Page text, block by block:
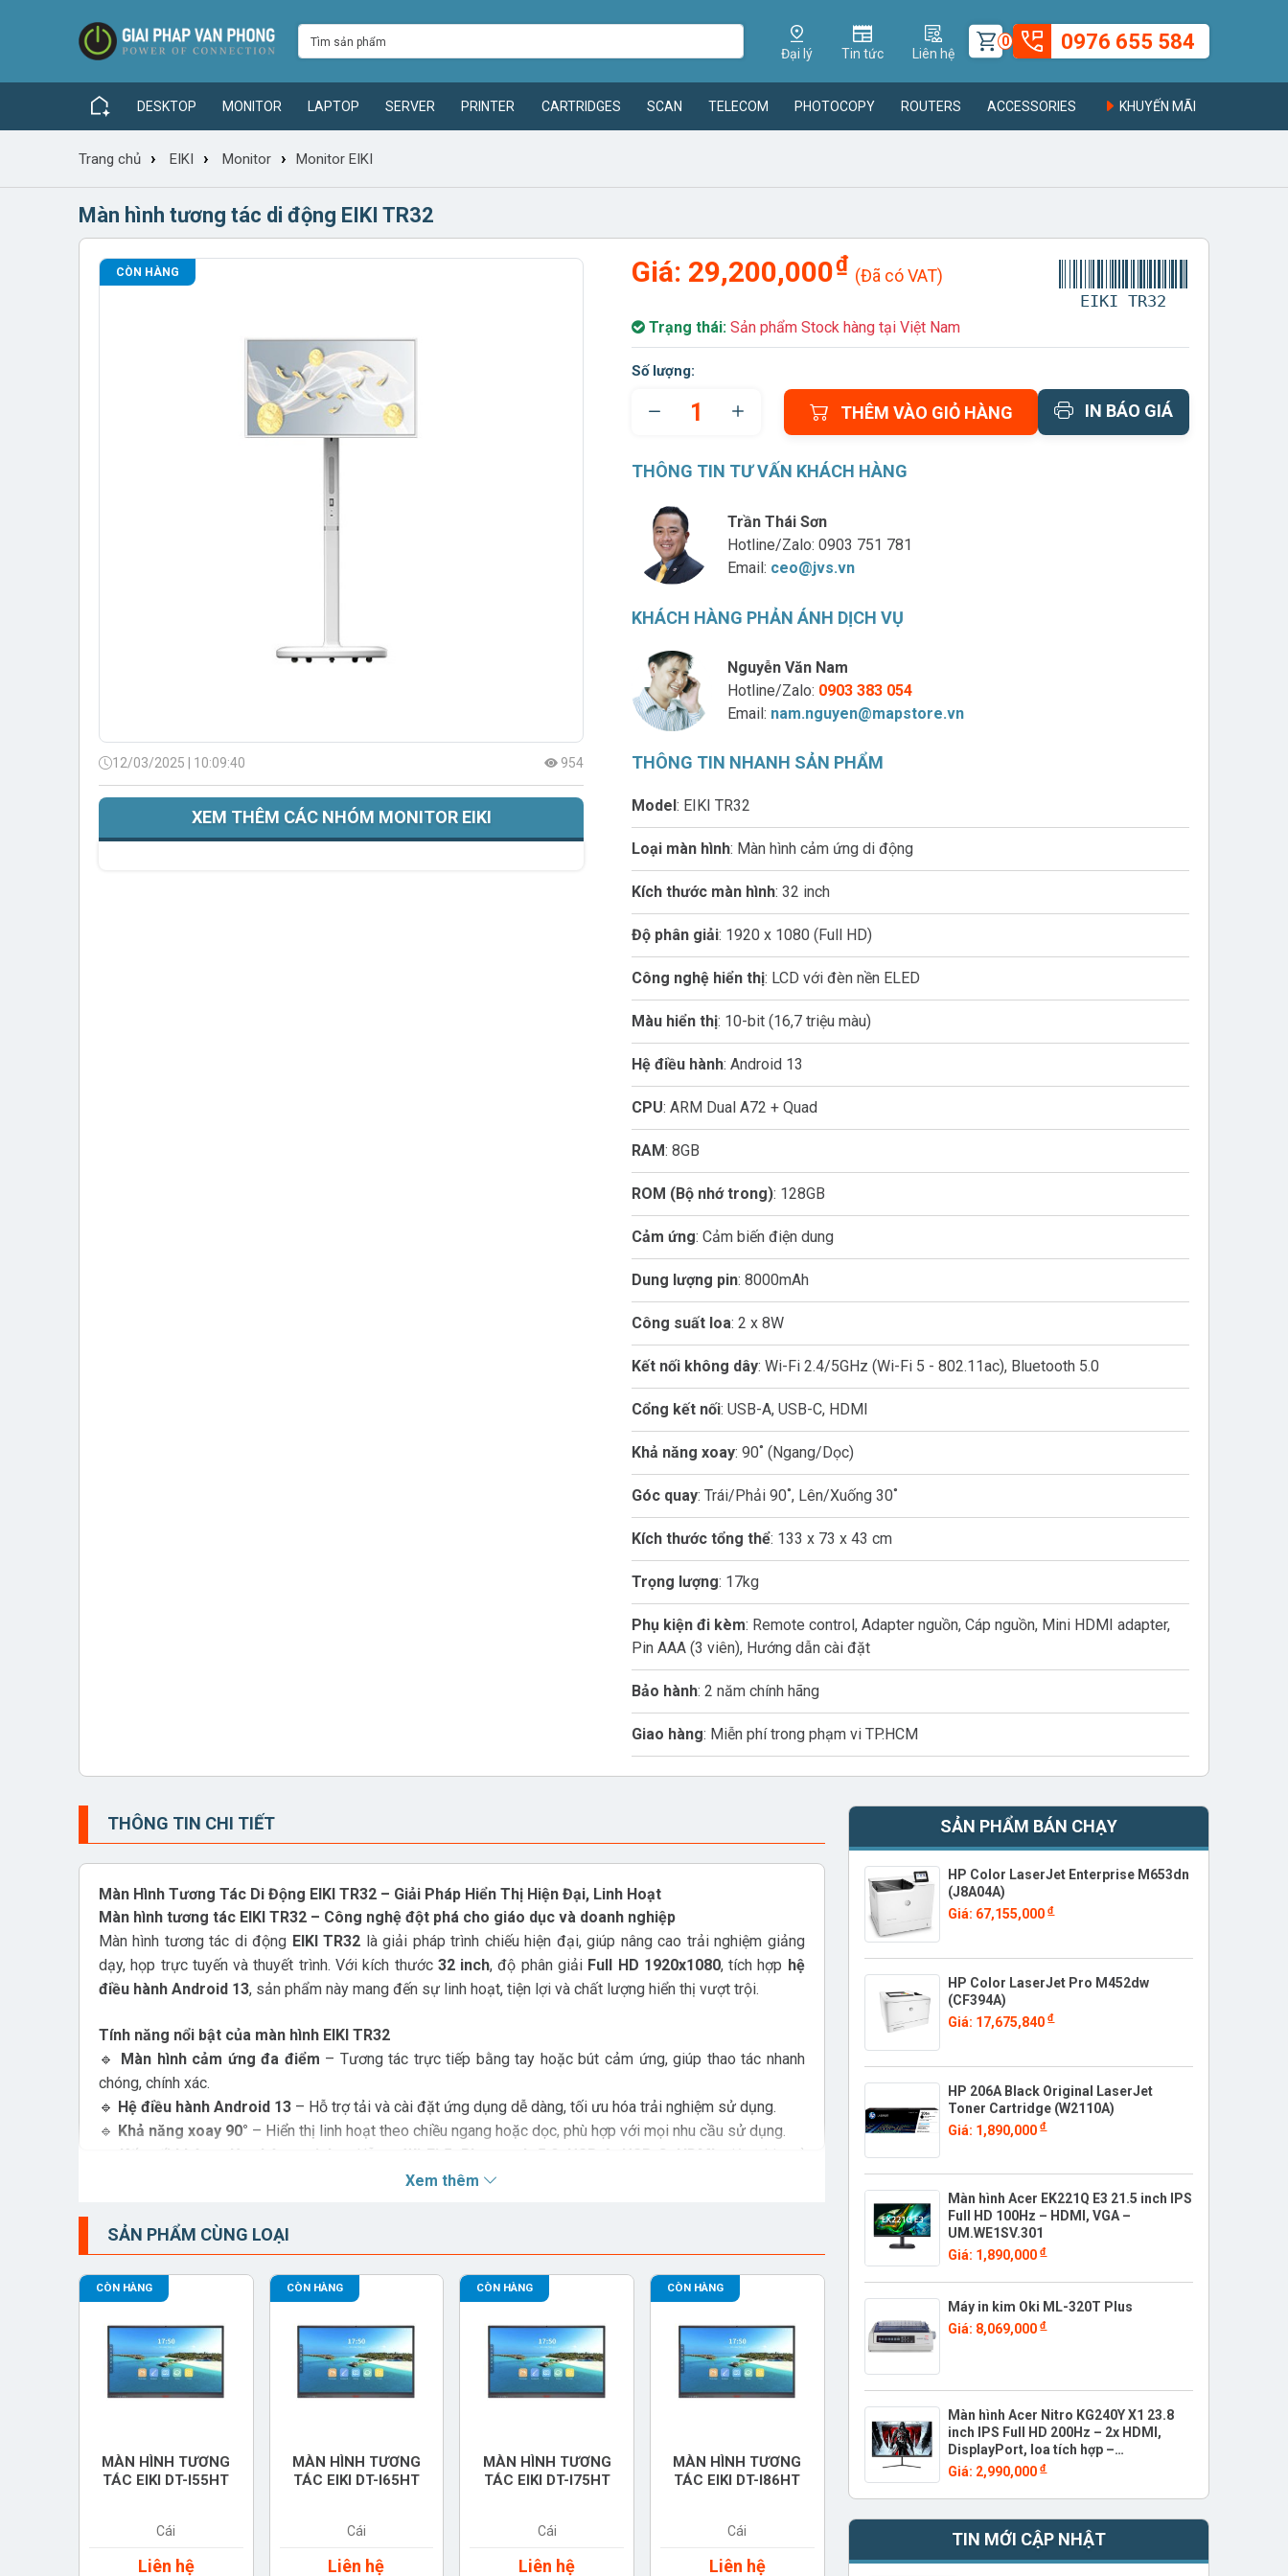
Đại lý Tin tức Liên hệ
0 0976 655 584
DESKTOP MONITOR LAPTOP SERVER PRINTER CARTRIDGES SCAN TELECOM PHOTOCOPY ROUTERS ACCESSORIES KHUYẾN MÃI
Trang chủ › EIKI › Monitor › Monitor EIKI
Màn hình tương tác di động EIKI TR32
CÒN HÀNG
12/03/2025 | 10:09:40 954
XEM THÊM CÁC NHÓM MONITOR EIKI
Giá: 29,200,000₫ (Đã có VAT)
EIKI TR32
Trạng thái: Sản phẩm Stock hàng tại Việt Nam
Số lượng:
THÊM VÀO GIỎ HÀNG IN BÁO GIÁ
THÔNG TIN TƯ VẤN KHÁCH HÀNG
Trần Thái Sơn
Hotline/Zalo: 0903 751 781
Email: ceo@jvs.vn
KHÁCH HÀNG PHẢN ÁNH DỊCH VỤ
Nguyễn Văn Nam
Hotline/Zalo: 0903 383 054
Email: nam.nguyen@mapstore.vn
THÔNG TIN NHANH SẢN PHẨM
Model: EIKI TR32
Loại màn hình: Màn hình cảm ứng di động
Kích thước màn hình: 32 inch
Độ phân giải: 1920 x 1080 (Full HD)
Công nghệ hiển thị: LCD với đèn nền ELED
Màu hiển thị: 10-bit (16,7 triệu màu)
Hệ điều hành: Android 13
CPU: ARM Dual A72 + Quad
RAM: 8GB
ROM (Bộ nhớ trong): 128GB
Cảm ứng: Cảm biến điện dung
Dung lượng pin: 8000mAh
Công suất loa: 2 x 8W
Kết nối không dây: Wi-Fi 2.4/5GHz (Wi-Fi 5 - 802.11ac), Bluetooth 5.0
Cổng kết nối: USB-A, USB-C, HDMI
Khả năng xoay: 90˚ (Ngang/Dọc)
Góc quay: Trái/Phải 90˚, Lên/Xuống 30˚
Kích thước tổng thể: 133 x 73 x 43 cm
Trọng lượng: 17kg
Phụ kiện đi kèm: Remote control, Adapter nguồn, Cáp nguồn, Mini HDMI adapter,
Pin AAA (3 viên), Hướng dẫn cài đặt
Bảo hành: 2 năm chính hãng
Giao hàng: Miễn phí trong phạm vi TP.HCM
THÔNG TIN CHI TIẾT
Màn Hình Tương Tác Di Động EIKI TR32 – Giải Pháp Hiển Thị Hiện Đại, Linh Hoạt
Màn hình tương tác EIKI TR32 – Công nghệ đột phá cho giáo dục và doanh nghiệp
Màn hình tương tác di động EIKI TR32 là giải pháp trình chiếu hiện đại, giúp nâng cao trải nghiệm giảng
dạy, họp trực tuyến và thuyết trình. Với kích thước 32 inch, độ phân giải Full HD 1920x1080, tích hợp hệ
điều hành Android 13, sản phẩm này mang đến sự linh hoạt, tiện lợi và chất lượng hiển thị vượt trội.
Tính năng nổi bật của màn hình EIKI TR32
🔹 Màn hình cảm ứng đa điểm – Tương tác trực tiếp bằng tay hoặc bút cảm ứng, giúp thao tác nhanh
chóng, chính xác.
🔹 Hệ điều hành Android 13 – Hỗ trợ tải và cài đặt ứng dụng dễ dàng, tối ưu hóa trải nghiệm sử dụng.
🔹 Khả năng xoay 90° – Hiển thị linh hoạt theo chiều ngang hoặc dọc, phù hợp với mọi nhu cầu sử dụng.
Kết nối không dây thông minh – Hỗ trợ Wi-Fi 5, Bluetooth 5.0, USB-A, USB-C, HDMI , giúp chia sẻ
trí sử dụng một cách dễ dàng.
🔹Dung lượng pin lớn 8000mAh– Đảm bảo thời gian hoạt động lâu dài, đáp ứng nhu cầu sử dụng liên
tục.
🔹Âm thanh sống động– Hệ thốngloa kép 2 x 8W, mang lại chất lượng âm thanh rõ nét, phù hợp cho
các buổi họp, giảng dạy và thuyết trình.
Thông số kỹ thuật chi tiết của màn hình EIKI TR32
Màn hình: 32 inch, công nghệ LCD ELED, độ phân giải Full HD (1920x1080), hiển thị 16,7 triệu màu
ROM: 128GB
Hệ điều hành : Android 13
Kết nối không dây
: Wi-Fi 2.4/5GHz (Wi-Fi 5 - 802.11ac), Bluetooth 5.0
Xem thêm
SẢN PHẨM CÙNG LOẠI
CÒN HÀNG
MÀN HÌNH TƯƠNG
TÁC EIKI DT-I55HT
Cái
Liên hệ
CÒN HÀNG
MÀN HÌNH TƯƠNG
TÁC EIKI DT-I65HT
Cái
Liên hệ
CÒN HÀNG
MÀN HÌNH TƯƠNG
TÁC EIKI DT-I75HT
Cái
Liên hệ
CÒN HÀNG
MÀN HÌNH TƯƠNG
TÁC EIKI DT-I86HT
Cái
Liên hệ
SẢN PHẨM BÁN CHẠY
HP Color LaserJet Enterprise M653dn
(J8A04A)
Giá: 67,155,000đ
HP Color LaserJet Pro M452dw
(CF394A)
Giá: 17,675,840đ
HP 206A Black Original LaserJet
Toner Cartridge (W2110A)
Giá: 1,890,000đ
Màn hình Acer EK221Q E3 21.5 inch IPS
Full HD 100Hz – HDMI, VGA –
UM.WE1SV.301
Giá: 1,890,000đ
Máy in kim Oki ML-320T Plus
Giá: 8,069,000đ
Màn hình Acer Nitro KG240Y X1 23.8
inch IPS Full HD 200Hz – 2x HDMI,
DisplayPort, loa tích hợp –
UM.QX0SV.101
Giá: 2,990,000đ
TIN MỚI CẬP NHẬT